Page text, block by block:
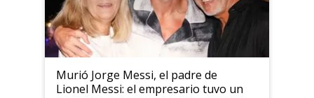
Murió Jorge Messi, el padre de
Lionel Messi: el empresario tuvo un